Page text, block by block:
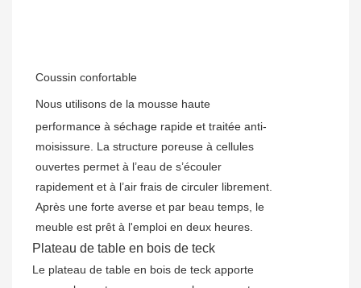
Coussin confortable
Nous utilisons de la mousse haute
performance à séchage rapide et traitée anti-
moisissure. La structure poreuse à cellules
ouvertes permet à l’eau de s’écouler
rapidement et à l’air frais de circuler librement.
Après une forte averse et par beau temps, le
meuble est prêt à l'emploi en deux heures.
Plateau de table en bois de teck
Le plateau de table en bois de teck apporte